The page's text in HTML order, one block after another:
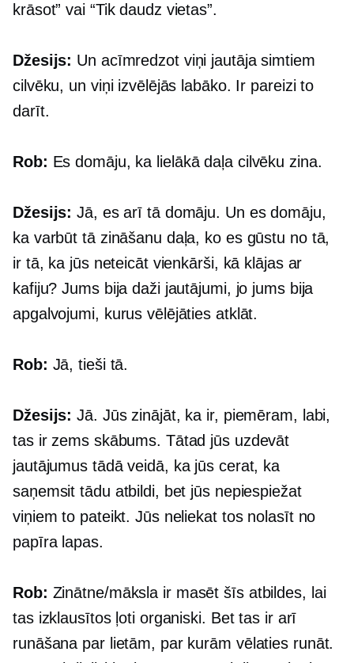
krāsot” vai “Tik daudz vietas”.
Džesijs: Un acīmredzot viņi jautāja simtiem
cilvēku, un viņi izvēlējās labāko. Ir pareizi to
darīt.
Rob: Es domāju, ka lielākā daļa cilvēku zina.
Džesijs: Jā, es arī tā domāju. Un es domāju,
ka varbūt tā zināšanu daļa, ko es gūstu no tā,
ir tā, ka jūs neteicāt vienkārši, kā klājas ar
kafiju? Jums bija daži jautājumi, jo jums bija
apgalvojumi, kurus vēlējāties atklāt.
Rob: Jā, tieši tā.
Džesijs: Jā. Jūs zinājāt, ka ir, piemēram, labi,
tas ir zems skābums. Tātad jūs uzdevāt
jautājumus tādā veidā, ka jūs cerat, ka
saņemsit tādu atbildi, bet jūs nepiespiežat
viņiem to pateikt. Jūs neliekat tos nolasīt no
papīra lapas.
Rob: Zinātne/māksla ir masēt šīs atbildes, lai
tas izklausītos ļoti organiski. Bet tas ir arī
runāšana par lietām, par kurām vēlaties runāt.